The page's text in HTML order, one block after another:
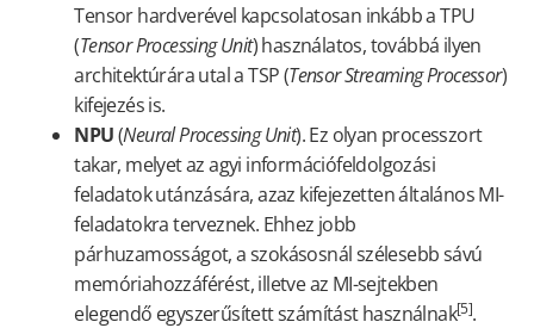
Tensor hardverével kapcsolatosan inkább a TPU
(Tensor Processing Unit) használatos, továbbá ilyen
architektúrára utal a TSP (Tensor Streaming Processor)
kifejezés is.
NPU(Neural Processing Unit). Ez olyan processzort
takar, melyet az agyi információfeldolgozási
feladatok utánzására, azaz kifejezetten általános MI-
feladatokra terveznek. Ehhez jobb
párhuzamosságot, a szokásosnál szélesebb sávú
memóriahozzáférést, illetve az MI-sejtekben
elegendő egyszerűsített számítást használnak[5].